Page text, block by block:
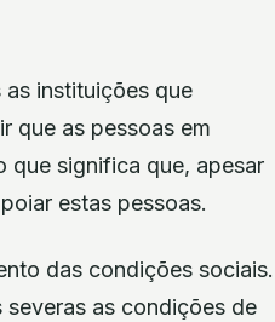
instituições que
que as pessoas em
que significa que, apesar
estas pessoas.
das condições sociais.
severas as condições de